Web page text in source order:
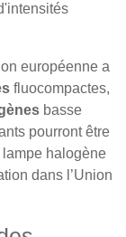
européenne a
fluocompactes,
basse
pourront être
halogène
dans l’Union